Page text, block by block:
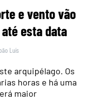
e vento vão
esta data
Luís
arquipélago. Os
horas e há uma
maior